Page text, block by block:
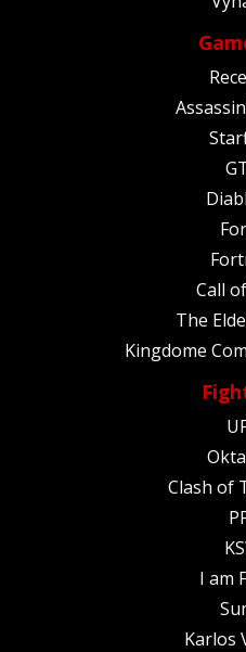
Call
The
Kingdome
Clash of
I am
Karlos